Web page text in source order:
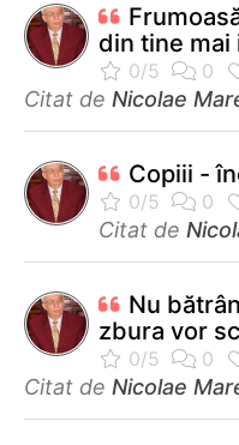
din tine mai
Citat de Nicolae
Copiii -
Citat de
Nu
zbura vor
Citat de Nicolae